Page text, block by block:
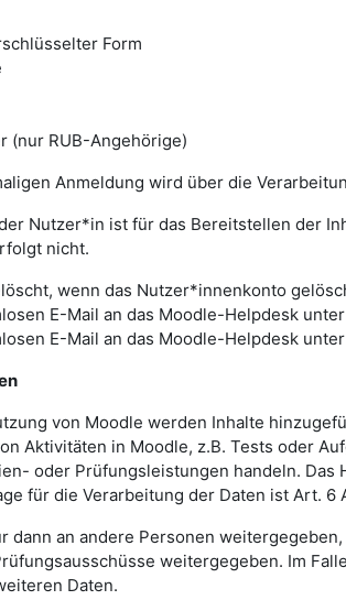
Form
(nur RUB-Angehörige)
Anmeldung wird über die
Nutzer*in ist für das Bereitstellen der
nicht.
wenn das Nutzer*innenkonto
E-Mail an das Moodle-Helpdesk
E-Mail an das Moodle-Helpdesk
von Moodle werden Inhalte
Aktivitäten in Moodle, z.B. Tests oder
oder Prüfungsleistungen handeln.
für die Verarbeitung der Daten ist Art. 6
dann an andere Personen
weitergegeben. Im
Daten.